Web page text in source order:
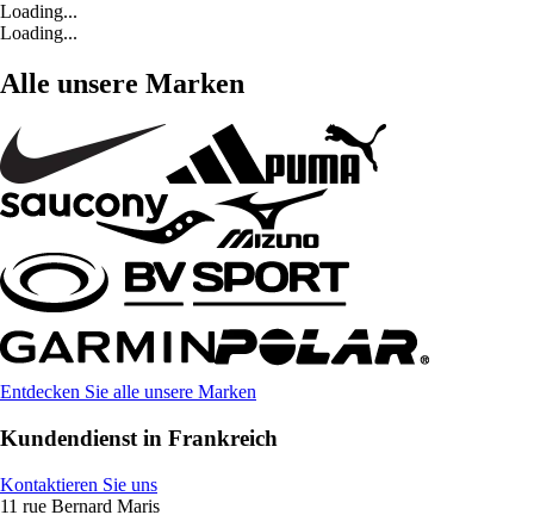
Loading...
Loading...
Alle unsere Marken
Entdecken Sie alle unsere Marken
Kundendienst in Frankreich
Kontaktieren Sie uns
11 rue Bernard Maris